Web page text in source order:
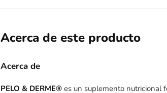
Acerca de este producto
Acerca de
PELO & DERME® es un suplemento nutricional